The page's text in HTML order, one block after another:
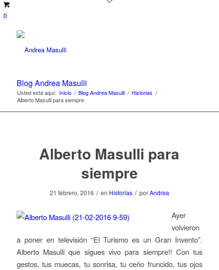
0
Blog Andrea Masulli
Usted está aquí: Inicio / Blog Andrea Masulli / Historias /
Alberto Masulli para siempre
Alberto Masulli para
siempre
21 febrero, 2016 / en Historias / porAndrea
Ayer
volvieron
a poner en televisión “El Turismo es un Gran Invento”.
Alberto Masulli que sigues vivo para siempre!! Con tus
gestos, tus muecas, tu sonrisa, tu ceño fruncido, tus ojos